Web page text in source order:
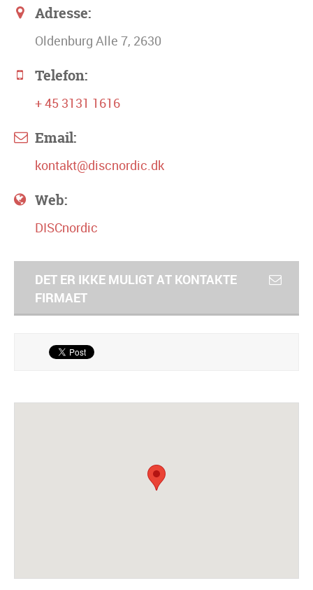
Adresse:
Oldenburg Alle 7, 2630
Telefon:
+ 45 3131 1616
Email:
kontakt@discnordic.dk
Web:
DISCnordic
DET ER IKKE MULIGT AT KONTAKTE
FIRMAET